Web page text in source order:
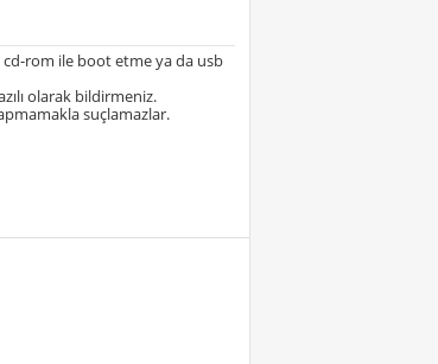
cd-rom ile boot etme ya da usb
olarak bildirmeniz.
suçlamazlar.